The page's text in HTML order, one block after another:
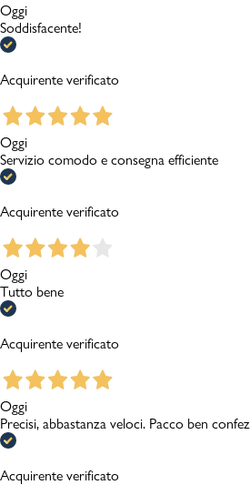
Oggi
Soddisfacente!
Acquirente verificato
Oggi
Servizio comodo e consegna efficiente
Acquirente verificato
Oggi
Tutto bene
Acquirente verificato
Oggi
Precisi, abbastanza veloci. Pacco ben
Acquirente verificato